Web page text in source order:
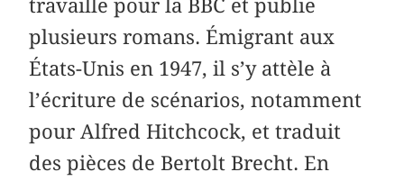
travaille pour la BBC et publie
plusieurs romans. Émigrant aux
États-Unis en 1947, il s’y attèle à
l’écriture de scénarios, notamment
pour Alfred Hitchcock, et traduit
des pièces de Bertolt Brecht. En